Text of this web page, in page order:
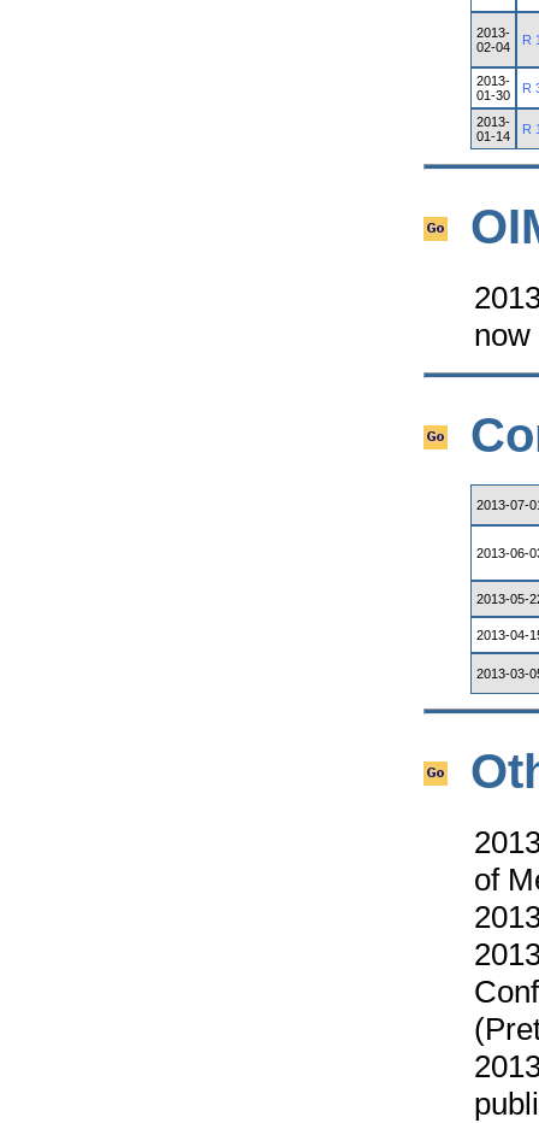
2013-
02-04
R
2013-
01-30
R
2013-
01-14
R
2013-07-
2013-06-
2013-05-
2013-04-
2013-03-
of